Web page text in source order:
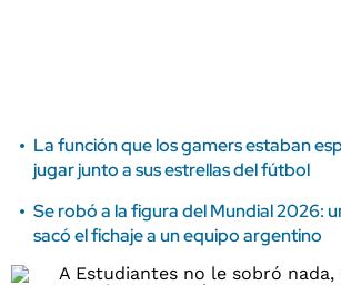
La función que los gamers estaban
jugar junto a sus estrellas del fútbol
Se robó a la figura del Mundial 2026:
sacó el fichaje a un equipo argentino